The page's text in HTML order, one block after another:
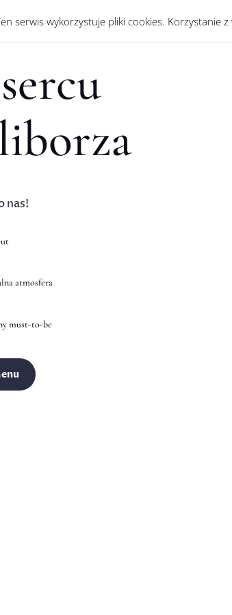
nas!
atmosfera
must-to-be
serwis wykorzystuje pliki cookies. Korzystanie